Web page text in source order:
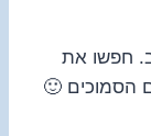
חפשו את
הסמוכים 🙂